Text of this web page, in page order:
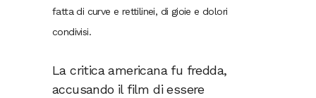
fatta di curve e rettilinei, di gioie e dolori
condivisi.
La critica americana fu fredda,
accusando il film di essere